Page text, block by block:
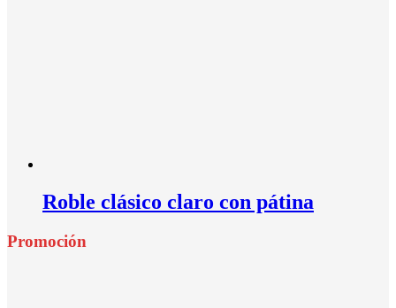
Roble clásico claro con pátina
Promoción